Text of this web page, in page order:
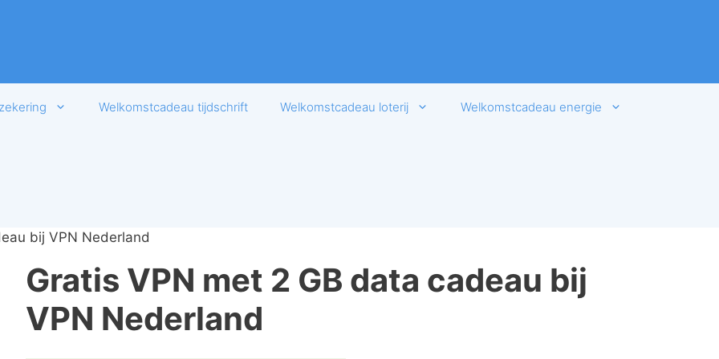
Welkomstcadeau tijdschrift Welkomstcadeau loterij Welkomstcadeau energie
bij VPN Nederland
Gratis VPN met 2 GB data cadeau bij
VPN Nederland